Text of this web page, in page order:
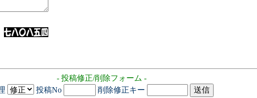
- 投稿修正/削除フォーム -
投稿No 削除修正キー